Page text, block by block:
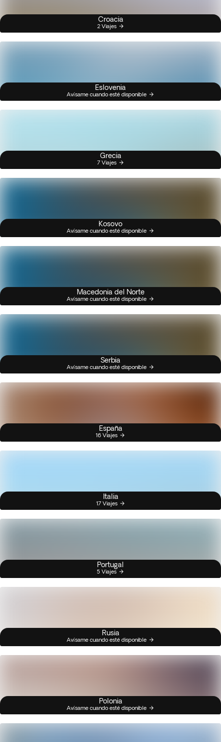
Croacia
2 Viajes
Eslovenia
Avísame cuando esté disponible
Grecia
7 Viajes
Kosovo
Avísame cuando esté disponible
Macedonia del Norte
Avísame cuando esté disponible
Serbia
Avísame cuando esté disponible
España
16 Viajes
Italia
17 Viajes
Portugal
5 Viajes
Rusia
Avísame cuando esté disponible
Polonia
Avísame cuando esté disponible